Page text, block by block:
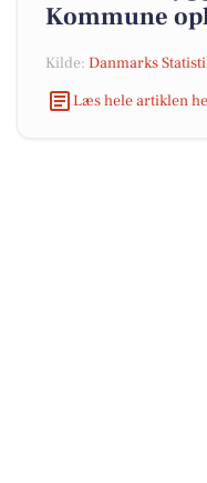
Kommune
Kilde: Danmarks
Læs hele artiklen